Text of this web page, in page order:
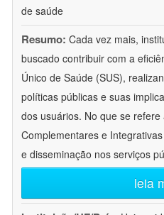
de saúde
Resumo: Cada vez mais,
buscado contribuir com a
Único de Saúde (SUS),
políticas públicas e suas
dos usuários. No que se
Complementares e
e disseminação nos serviços
leia